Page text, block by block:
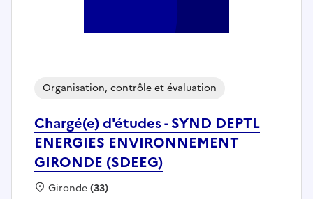
Chargé(e) d'études - SYND DEPTL
ENERGIES ENVIRONNEMENT
GIRONDE (SDEEG)
Organisation, contrôle et évaluation
Localisation :
Gironde(33)